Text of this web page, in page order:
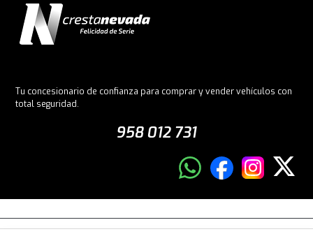
Tu concesionario de confianza para comprar y vender vehículos con
total seguridad.
958 012 731